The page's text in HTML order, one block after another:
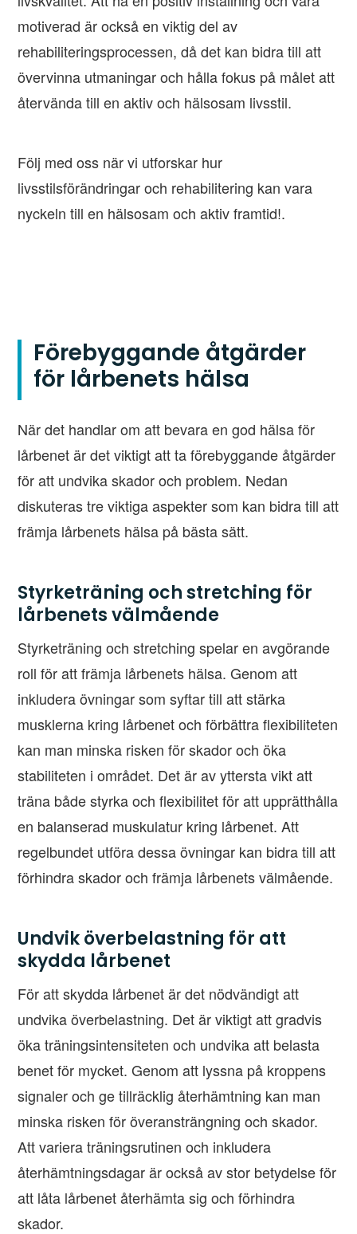
motiverad är också en viktig del av
rehabiliteringsprocessen, då det kan bidra till att
övervinna utmaningar och hålla fokus på målet att
återvända till en aktiv och hälsosam livsstil.
Följ med oss när vi utforskar hur
livsstilsförändringar och rehabilitering kan vara
nyckeln till en hälsosam och aktiv framtid!.
Förebyggande åtgärder
för lårbenets hälsa
När det handlar om att bevara en god hälsa för
lårbenet är det viktigt att ta förebyggande åtgärder
för att undvika skador och problem. Nedan
diskuteras tre viktiga aspekter som kan bidra till att
främja lårbenets hälsa på bästa sätt.
Styrketräning och stretching för
lårbenets välmående
Styrketräning och stretching spelar en avgörande
roll för att främja lårbenets hälsa. Genom att
inkludera övningar som syftar till att stärka
musklerna kring lårbenet och förbättra flexibiliteten
kan man minska risken för skador och öka
stabiliteten i området. Det är av yttersta vikt att
träna både styrka och flexibilitet för att upprätthålla
en balanserad muskulatur kring lårbenet. Att
regelbundet utföra dessa övningar kan bidra till att
förhindra skador och främja lårbenets välmående.
Undvik överbelastning för att
skydda lårbenet
För att skydda lårbenet är det nödvändigt att
undvika överbelastning. Det är viktigt att gradvis
öka träningsintensiteten och undvika att belasta
benet för mycket. Genom att lyssna på kroppens
signaler och ge tillräcklig återhämtning kan man
minska risken för överansträngning och skador.
Att variera träningsrutinen och inkludera
återhämtningsdagar är också av stor betydelse för
att låta lårbenet återhämta sig och förhindra
skador.